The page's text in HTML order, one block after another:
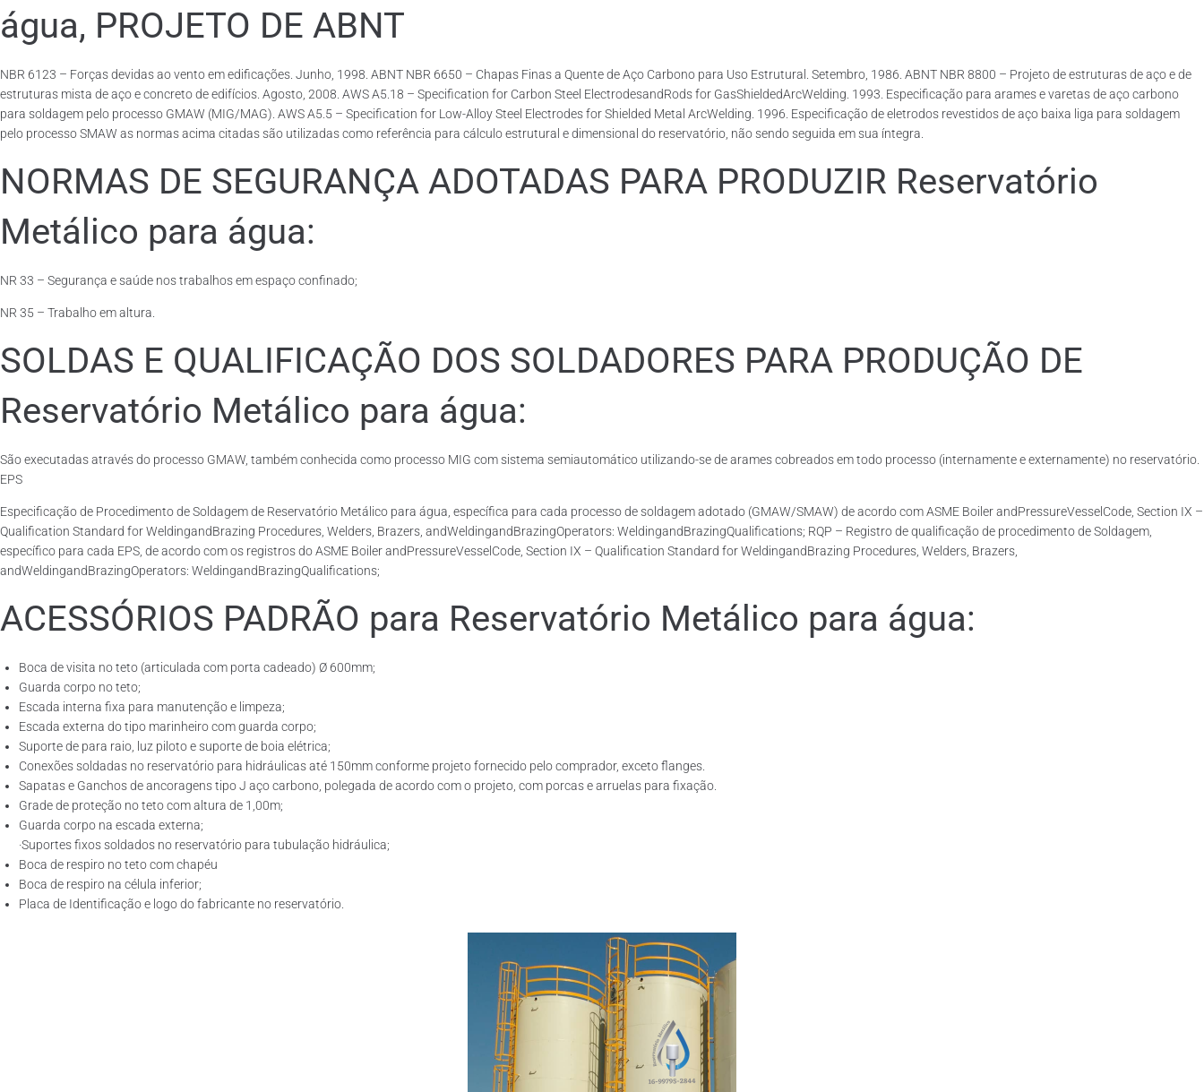
água, PROJETO DE ABNT
NBR 6123 – Forças devidas ao vento em edificações. Junho, 1998. ABNT NBR 6650 – Chapas Finas a Quente de Aço Carbono para Uso Estrutural. Setembro, 1986. ABNT NBR 8800 – Projeto de estruturas de aço e de
estruturas mista de aço e concreto de edifícios. Agosto, 2008. AWS A5.18 – Specification for Carbon Steel ElectrodesandRods for GasShieldedArcWelding. 1993. Especificação para arames e varetas de aço carbono
para soldagem pelo processo GMAW (MIG/MAG). AWS A5.5 – Specification for Low-Alloy Steel Electrodes for Shielded Metal ArcWelding. 1996. Especificação de eletrodos revestidos de aço baixa liga para soldagem
pelo processo SMAW as normas acima citadas são utilizadas como referência para cálculo estrutural e dimensional do reservatório, não sendo seguida em sua íntegra.
NORMAS DE SEGURANÇA ADOTADAS PARA PRODUZIR Reservatório
Metálico para água:
NR 33 – Segurança e saúde nos trabalhos em espaço confinado;
NR 35 – Trabalho em altura.
SOLDAS E QUALIFICAÇÃO DOS SOLDADORES PARA PRODUÇÃO DE
Reservatório Metálico para água:
São executadas através do processo GMAW, também conhecida como processo MIG com sistema semiautomático utilizando-se de arames cobreados em todo processo (internamente e externamente) no reservatório.
EPS
Especificação de Procedimento de Soldagem de Reservatório Metálico para água, específica para cada processo de soldagem adotado (GMAW/SMAW) de acordo com ASME Boiler andPressureVesselCode, Section IX –
Qualification Standard for WeldingandBrazing Procedures, Welders, Brazers, andWeldingandBrazingOperators: WeldingandBrazingQualifications; RQP – Registro de qualificação de procedimento de Soldagem,
específico para cada EPS, de acordo com os registros do ASME Boiler andPressureVesselCode, Section IX – Qualification Standard for WeldingandBrazing Procedures, Welders, Brazers,
andWeldingandBrazingOperators: WeldingandBrazingQualifications;
ACESSÓRIOS PADRÃO para Reservatório Metálico para água:
Boca de visita no teto (articulada com porta cadeado) Ø 600mm;
Guarda corpo no teto;
Escada interna fixa para manutenção e limpeza;
Escada externa do tipo marinheiro com guarda corpo;
Suporte de para raio, luz piloto e suporte de boia elétrica;
Conexões soldadas no reservatório para hidráulicas até 150mm conforme projeto fornecido pelo comprador, exceto flanges.
Sapatas e Ganchos de ancoragens tipo J aço carbono, polegada de acordo com o projeto, com porcas e arruelas para fixação.
Grade de proteção no teto com altura de 1,00m;
Guarda corpo na escada externa;
·Suportes fixos soldados no reservatório para tubulação hidráulica;
Boca de respiro no teto com chapéu
Boca de respiro na célula inferior;
Placa de Identificação e logo do fabricante no reservatório.